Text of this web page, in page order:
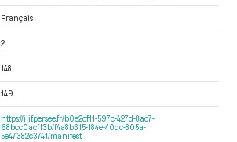
Français
2
148
149
https://iiif.persee.fr/b0e2cf11-597c-427d-8ac7-
68bcc0acf13b/f4a8b315-184e-40dc-805a-
5e47382c3741/manifest